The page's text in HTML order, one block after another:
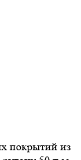
покрытий из